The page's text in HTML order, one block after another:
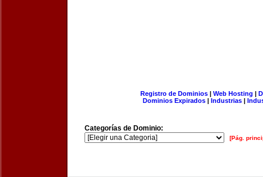
Registro de Dominios| Web Hosting |
Dominios Expirados | Industrias |
Categorías de Dominio:
[Pág.